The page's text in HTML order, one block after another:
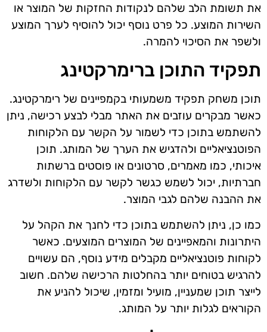
את תשומת הלב שלהם לנקודות החזקות של המוצר או
השירות המוצע. כל פרט נוסף יכול להוסיף לערך המוצע
ולשפר את הסיכוי להמרה.
תפקיד התוכן ברימרקטינג
תוכן משחק תפקיד משמעותי בקמפיינים של רימרקטינג.
כאשר מבקרים עוזבים את האתר מבלי לבצע רכישה, ניתן
להשתמש בתוכן כדי לשמור על הקשר עם הלקוחות
הפוטנציאליים ולהדגיש את הערך של המותג. תוכן
איכותי, כמו מאמרים, סרטונים או פוסטים ברשתות
חברתיות, יכול לשמש כגשר לקשר עם הלקוחות ולשדרג
את ההבנה שלהם לגבי המוצר.
כמו כן, ניתן להשתמש בתוכן כדי לחנך את הקהל על
היתרונות והמאפיינים של המוצרים המוצעים. כאשר
לקוחות פוטנציאליים מקבלים מידע נוסף, הם עשויים
להרגיש בטוחים יותר בהחלטות הרכישה שלהם. חשוב
לייצר תוכן שמעניין, מועיל ומזמין, שיכול להניע את
הקוראים לגלות יותר על המותג.